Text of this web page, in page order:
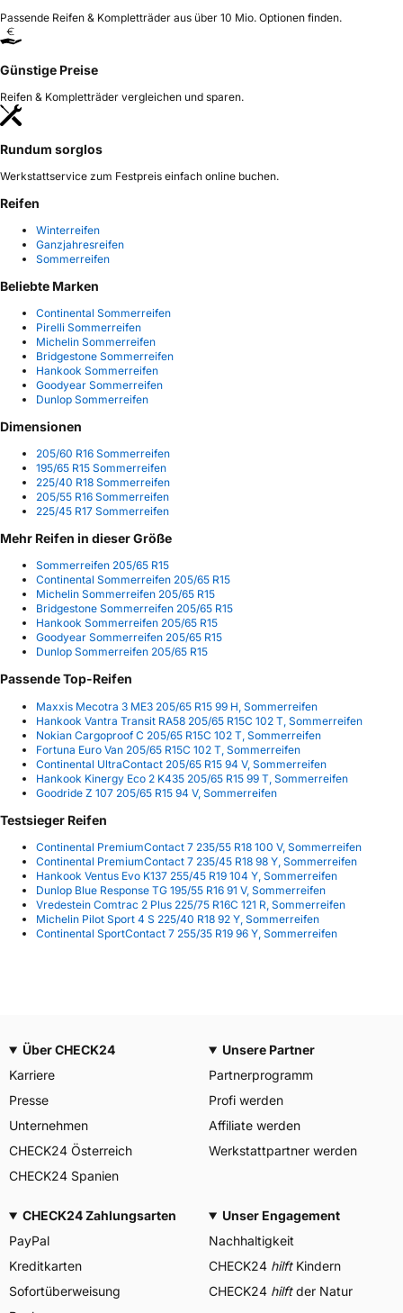
Passende Reifen & Kompletträder aus über 10 Mio. Optionen finden.
Günstige Preise
Reifen & Kompletträder vergleichen und sparen.
Rundum sorglos
Werkstattservice zum Festpreis einfach online buchen.
Reifen
Winterreifen
Ganzjahresreifen
Sommerreifen
Beliebte Marken
Continental Sommerreifen
Pirelli Sommerreifen
Michelin Sommerreifen
Bridgestone Sommerreifen
Hankook Sommerreifen
Goodyear Sommerreifen
Dunlop Sommerreifen
Dimensionen
205/60 R16 Sommerreifen
195/65 R15 Sommerreifen
225/40 R18 Sommerreifen
205/55 R16 Sommerreifen
225/45 R17 Sommerreifen
Mehr Reifen in dieser Größe
Sommerreifen 205/65 R15
Continental Sommerreifen 205/65 R15
Michelin Sommerreifen 205/65 R15
Bridgestone Sommerreifen 205/65 R15
Hankook Sommerreifen 205/65 R15
Goodyear Sommerreifen 205/65 R15
Dunlop Sommerreifen 205/65 R15
Passende Top-Reifen
Maxxis Mecotra 3 ME3 205/65 R15 99 H, Sommerreifen
Hankook Vantra Transit RA58 205/65 R15C 102 T, Sommerreifen
Nokian Cargoproof C 205/65 R15C 102 T, Sommerreifen
Fortuna Euro Van 205/65 R15C 102 T, Sommerreifen
Continental UltraContact 205/65 R15 94 V, Sommerreifen
Hankook Kinergy Eco 2 K435 205/65 R15 99 T, Sommerreifen
Goodride Z 107 205/65 R15 94 V, Sommerreifen
Testsieger Reifen
Continental PremiumContact 7 235/55 R18 100 V, Sommerreifen
Continental PremiumContact 7 235/45 R18 98 Y, Sommerreifen
Hankook Ventus Evo K137 255/45 R19 104 Y, Sommerreifen
Dunlop Blue Response TG 195/55 R16 91 V, Sommerreifen
Vredestein Comtrac 2 Plus 225/75 R16C 121 R, Sommerreifen
Michelin Pilot Sport 4 S 225/40 R18 92 Y, Sommerreifen
Continental SportContact 7 255/35 R19 96 Y, Sommerreifen
Über CHECK24
Karriere
Presse
Unternehmen
CHECK24 Österreich
CHECK24 Spanien
Unsere Partner
Partnerprogramm
Profi werden
Affiliate werden
Werkstattpartner werden
CHECK24 Zahlungsarten
PayPal
Kreditkarten
Sofortüberweisung
Unser Engagement
Nachhaltigkeit
CHECK24 hilftKindern
CHECK24 hilftder Natur